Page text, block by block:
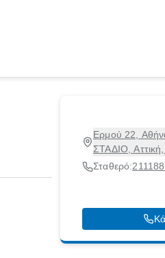
Ερμού 22,
ΣΤΑΔΙΟ,
Σταθερό: